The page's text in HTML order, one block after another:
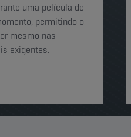
uma película de
permitindo o
mesmo nas
exigentes.